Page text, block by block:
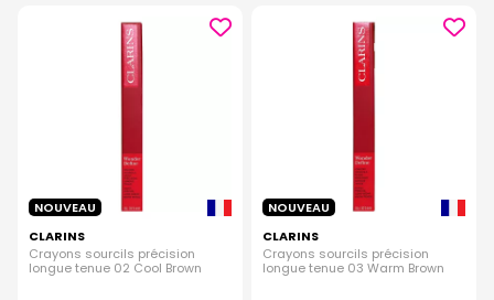
NOUVEAU
CLARINS
Crayons sourcils précision
longue tenue 02 Cool Brown
NOUVEAU
CLARINS
Crayons sourcils précision
longue tenue 03 Warm Brown